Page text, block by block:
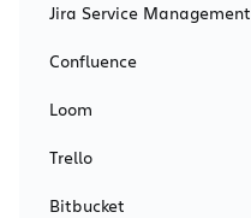
Jira Service Management
Confluence
Loom
Trello
Bitbucket